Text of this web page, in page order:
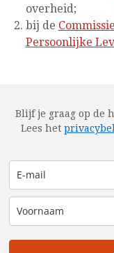
overheid;
bij de
Persoonlijke
Blijf je graag op de
Lees het